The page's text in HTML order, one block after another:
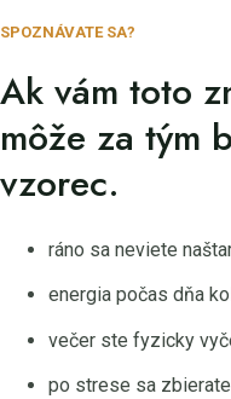
SPOZNÁVATE SA?
Ak vám toto
môže za tým
vzorec.
ráno sa neviete
energia počas dňa
večer ste fyzicky
po strese sa